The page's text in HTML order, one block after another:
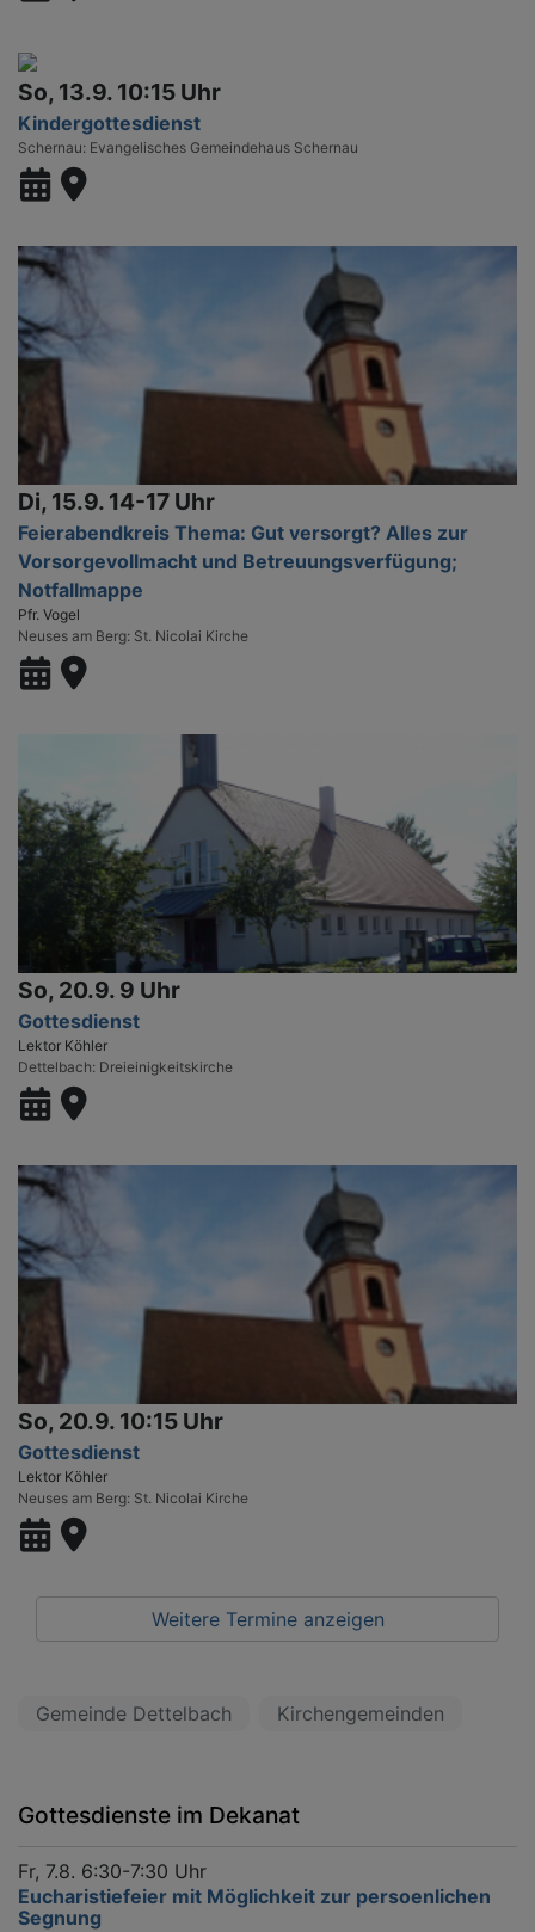
So, 13.9. 10:15 Uhr
Kindergottesdienst
Schernau Evangelisches Gemeindehaus Schernau
Di, 15.9. 14-17 Uhr
Feierabendkreis Thema: Gut versorgt? Alles zur
Vorsorgevollmacht und Betreuungsverfügung;
Notfallmappe
Pfr. Vogel
Neuses am Berg St. Nicolai Kirche
So, 20.9. 9 Uhr
Gottesdienst
Lektor Köhler
Dettelbach Dreieinigkeitskirche
So, 20.9. 10:15 Uhr
Gottesdienst
Lektor Köhler
Neuses am Berg St. Nicolai Kirche
Weitere Termine anzeigen
Gemeinde Dettelbach Kirchengemeinden
Gottesdienste im Dekanat
Fr, 7.8. 6:30-7:30 Uhr
Eucharistiefeier mit Möglichkeit zur persoenlichen
Segnung